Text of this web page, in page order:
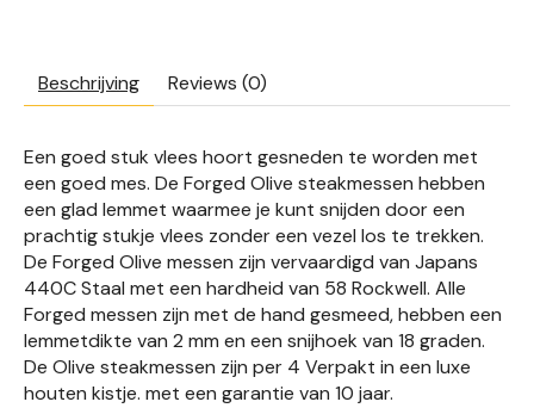
Beschrijving Reviews (0)
Een goed stuk vlees hoort gesneden te worden met
een goed mes. De Forged Olive steakmessen hebben
een glad lemmet waarmee je kunt snijden door een
prachtig stukje vlees zonder een vezel los te trekken.
De Forged Olive messen zijn vervaardigd van Japans
440C Staal met een hardheid van 58 Rockwell. Alle
Forged messen zijn met de hand gesmeed, hebben een
lemmetdikte van 2 mm en een snijhoek van 18 graden.
De Olive steakmessen zijn per 4 Verpakt in een luxe
houten kistje. met een garantie van 10 jaar.